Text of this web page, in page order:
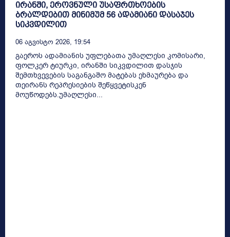
ირანში, ეროვნული უსაფრთხოების
ბრალდებით მინიმუმ 56 ადამიანი დასაჯეს
სიკვდილით
06 Აგვისტო 2026, 19:54
გაეროს ადამიანის უფლებათა უმაღლესი კომისარი,
ფოლკერ ტიურკი, ირანში სიკვდილით დასჯის
შემთხვევების საგანგაშო მატებას ეხმაურება და
თეირანს რეპრესიების შეწყვეტისკენ
მოუწოდებს.უმაღლესი...